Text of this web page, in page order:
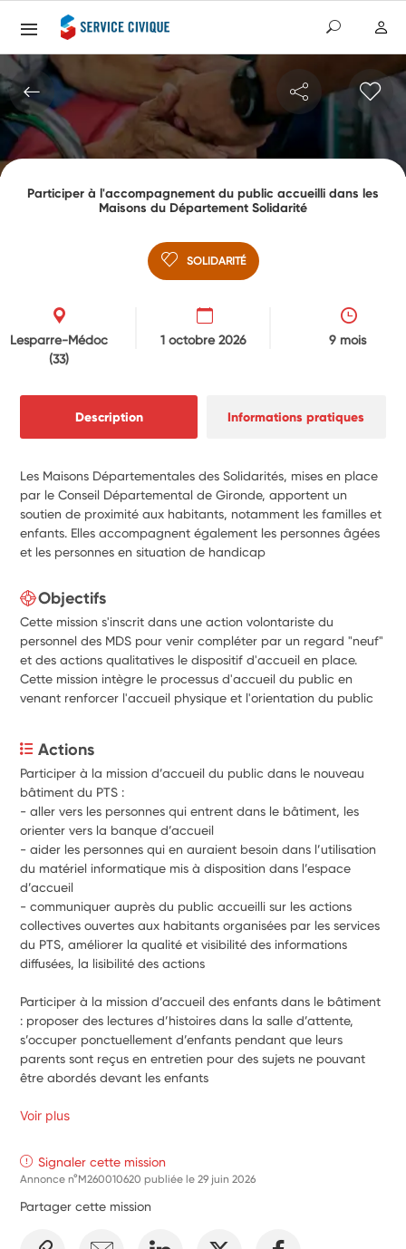
Participer à l'accompagnement du public accueilli dans les
Maisons du Département Solidarité
SOLIDARITÉ
Lesparre-Médoc
(33)
1 octobre 2026 9 mois
Description Informations pratiques
Les Maisons Départementales des Solidarités, mises en place
par le Conseil Départemental de Gironde, apportent un
soutien de proximité aux habitants, notamment les familles et
enfants. Elles accompagnent également les personnes âgées
et les personnes en situation de handicap
Objectifs
Cette mission s'inscrit dans une action volontariste du
personnel des MDS pour venir compléter par un regard "neuf"
et des actions qualitatives le dispositif d'accueil en place.
Cette mission intègre le processus d'accueil du public en
venant renforcer l'accueil physique et l'orientation du public
Actions
Participer à la mission d’accueil du public dans le nouveau
bâtiment du PTS :
- aller vers les personnes qui entrent dans le bâtiment, les
orienter vers la banque d’accueil
- aider les personnes qui en auraient besoin dans l’utilisation
du matériel informatique mis à disposition dans l’espace
d’accueil
- communiquer auprès du public accueilli sur les actions
collectives ouvertes aux habitants organisées par les services
du PTS, améliorer la qualité et visibilité des informations
diffusées, la lisibilité des actions
Participer à la mission d’accueil des enfants dans le bâtiment
: proposer des lectures d’histoires dans la salle d’attente,
s’occuper ponctuellement d’enfants pendant que leurs
parents sont reçus en entretien pour des sujets ne pouvant
être abordés devant les enfants
Voir plus
Signaler cette mission
Annonce n°M260010620 publiée le29 juin 2026
Partager cette mission